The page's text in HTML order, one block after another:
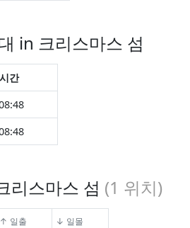
in 크리스마스 섬
간
리스마스 섬 (1 위치)
↑ 일출 ↓ 일몰